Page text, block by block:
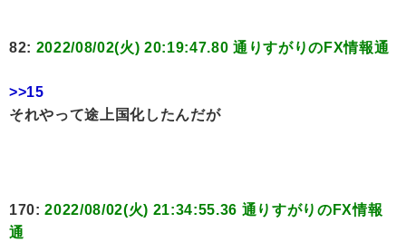
82: 2022/08/02(火) 20:19:47.80 通りすがりのFX情報通
>>15
それやって途上国化したんだが
170:2022/08/02(火) 21:34:55.36 通りすがりのFX情報
通